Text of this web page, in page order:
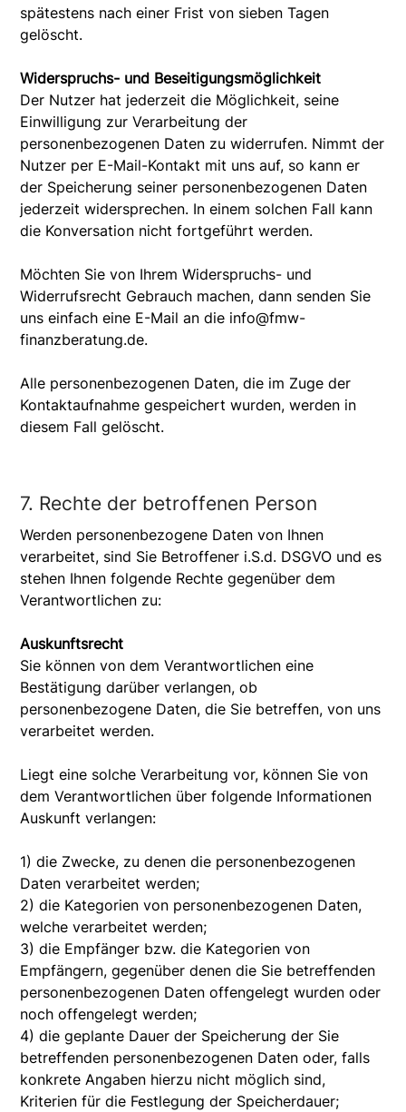
spätestens nach einer Frist von sieben Tagen
gelöscht.
Widerspruchs- und Beseitigungsmöglichkeit
Der Nutzer hat jederzeit die Möglichkeit, seine
Einwilligung zur Verarbeitung der
personenbezogenen Daten zu widerrufen. Nimmt der
Nutzer per E-Mail-Kontakt mit uns auf, so kann er
der Speicherung seiner personenbezogenen Daten
jederzeit widersprechen. In einem solchen Fall kann
die Konversation nicht fortgeführt werden.
Möchten Sie von Ihrem Widerspruchs- und
Widerrufsrecht Gebrauch machen, dann senden Sie
uns einfach eine E-Mail an die info@fmw-
finanzberatung.de.
Alle personenbezogenen Daten, die im Zuge der
Kontaktaufnahme gespeichert wurden, werden in
diesem Fall gelöscht.
7. Rechte der betroffenen Person
Werden personenbezogene Daten von Ihnen
verarbeitet, sind Sie Betroffener i.S.d. DSGVO und es
stehen Ihnen folgende Rechte gegenüber dem
Verantwortlichen zu:
Auskunftsrecht
Sie können von dem Verantwortlichen eine
Bestätigung darüber verlangen, ob
personenbezogene Daten, die Sie betreffen, von uns
verarbeitet werden.
Liegt eine solche Verarbeitung vor, können Sie von
dem Verantwortlichen über folgende Informationen
Auskunft verlangen:
1) die Zwecke, zu denen die personenbezogenen
Daten verarbeitet werden;
2) die Kategorien von personenbezogenen Daten,
welche verarbeitet werden;
3) die Empfänger bzw. die Kategorien von
Empfängern, gegenüber denen die Sie betreffenden
personenbezogenen Daten offengelegt wurden oder
noch offengelegt werden;
4) die geplante Dauer der Speicherung der Sie
betreffenden personenbezogenen Daten oder, falls
konkrete Angaben hierzu nicht möglich sind,
Kriterien für die Festlegung der Speicherdauer;